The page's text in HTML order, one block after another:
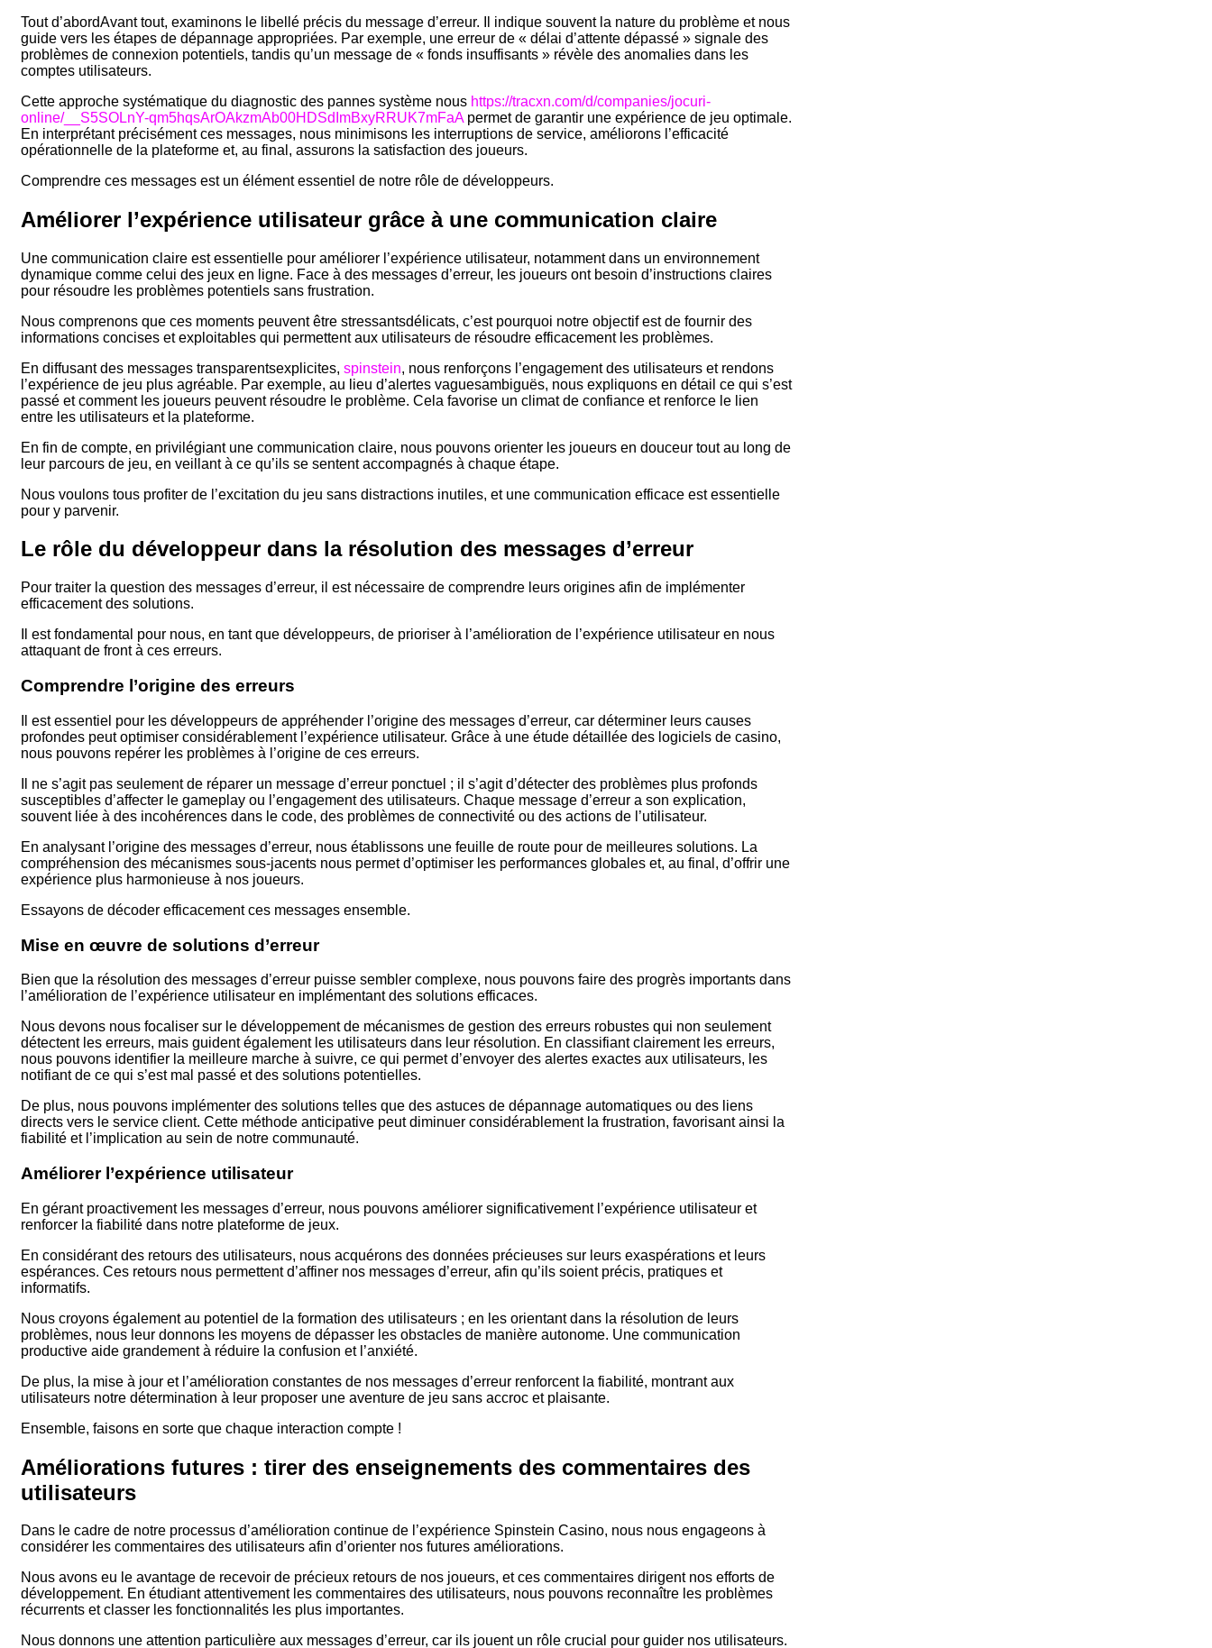
Tout d’abordAvant tout, examinons le libellé précis du message d’erreur. Il indique souvent la nature du problème et nous
guide vers les étapes de dépannage appropriées. Par exemple, une erreur de « délai d’attente dépassé » signale des
problèmes de connexion potentiels, tandis qu’un message de « fonds insuffisants » révèle des anomalies dans les
comptes utilisateurs.
Cette approche systématique du diagnostic des pannes système nous https://tracxn.com/d/companies/jocuri-
online/__S5SOLnY-qm5hqsArOAkzmAb00HDSdImBxyRRUK7mFaApermet de garantir une expérience de jeu optimale.
En interprétant précisément ces messages, nous minimisons les interruptions de service, améliorons l’efficacité
opérationnelle de la plateforme et, au final, assurons la satisfaction des joueurs.
Comprendre ces messages est un élément essentiel de notre rôle de développeurs.
Améliorer l’expérience utilisateur grâce à une communication claire
Une communication claire est essentielle pour améliorer l’expérience utilisateur, notamment dans un environnement
dynamique comme celui des jeux en ligne. Face à des messages d’erreur, les joueurs ont besoin d’instructions claires
pour résoudre les problèmes potentiels sans frustration.
Nous comprenons que ces moments peuvent être stressantsdélicats, c’est pourquoi notre objectif est de fournir des
informations concises et exploitables qui permettent aux utilisateurs de résoudre efficacement les problèmes.
En diffusant des messages transparentsexplicites, spinstein, nous renforçons l’engagement des utilisateurs et rendons
l’expérience de jeu plus agréable. Par exemple, au lieu d’alertes vaguesambiguës, nous expliquons en détail ce qui s’est
passé et comment les joueurs peuvent résoudre le problème. Cela favorise un climat de confiance et renforce le lien
entre les utilisateurs et la plateforme.
En fin de compte, en privilégiant une communication claire, nous pouvons orienter les joueurs en douceur tout au long de
leur parcours de jeu, en veillant à ce qu’ils se sentent accompagnés à chaque étape.
Nous voulons tous profiter de l’excitation du jeu sans distractions inutiles, et une communication efficace est essentielle
pour y parvenir.
Le rôle du développeur dans la résolution des messages d’erreur
Pour traiter la question des messages d’erreur, il est nécessaire de comprendre leurs origines afin de implémenter
efficacement des solutions.
Il est fondamental pour nous, en tant que développeurs, de prioriser à l’amélioration de l’expérience utilisateur en nous
attaquant de front à ces erreurs.
Comprendre l’origine des erreurs
Il est essentiel pour les développeurs de appréhender l’origine des messages d’erreur, car déterminer leurs causes
profondes peut optimiser considérablement l’expérience utilisateur. Grâce à une étude détaillée des logiciels de casino,
nous pouvons repérer les problèmes à l’origine de ces erreurs.
Il ne s’agit pas seulement de réparer un message d’erreur ponctuel ; il s’agit d’détecter des problèmes plus profonds
susceptibles d’affecter le gameplay ou l’engagement des utilisateurs. Chaque message d’erreur a son explication,
souvent liée à des incohérences dans le code, des problèmes de connectivité ou des actions de l’utilisateur.
En analysant l’origine des messages d’erreur, nous établissons une feuille de route pour de meilleures solutions. La
compréhension des mécanismes sous-jacents nous permet d’optimiser les performances globales et, au final, d’offrir une
expérience plus harmonieuse à nos joueurs.
Essayons de décoder efficacement ces messages ensemble.
Mise en œuvre de solutions d’erreur
Bien que la résolution des messages d’erreur puisse sembler complexe, nous pouvons faire des progrès importants dans
l’amélioration de l’expérience utilisateur en implémentant des solutions efficaces.
Nous devons nous focaliser sur le développement de mécanismes de gestion des erreurs robustes qui non seulement
détectent les erreurs, mais guident également les utilisateurs dans leur résolution. En classifiant clairement les erreurs,
nous pouvons identifier la meilleure marche à suivre, ce qui permet d’envoyer des alertes exactes aux utilisateurs, les
notifiant de ce qui s’est mal passé et des solutions potentielles.
De plus, nous pouvons implémenter des solutions telles que des astuces de dépannage automatiques ou des liens
directs vers le service client. Cette méthode anticipative peut diminuer considérablement la frustration, favorisant ainsi la
fiabilité et l’implication au sein de notre communauté.
Améliorer l’expérience utilisateur
En gérant proactivement les messages d’erreur, nous pouvons améliorer significativement l’expérience utilisateur et
renforcer la fiabilité dans notre plateforme de jeux.
En considérant des retours des utilisateurs, nous acquérons des données précieuses sur leurs exaspérations et leurs
espérances. Ces retours nous permettent d’affiner nos messages d’erreur, afin qu’ils soient précis, pratiques et
informatifs.
Nous croyons également au potentiel de la formation des utilisateurs ; en les orientant dans la résolution de leurs
problèmes, nous leur donnons les moyens de dépasser les obstacles de manière autonome. Une communication
productive aide grandement à réduire la confusion et l’anxiété.
De plus, la mise à jour et l’amélioration constantes de nos messages d’erreur renforcent la fiabilité, montrant aux
utilisateurs notre détermination à leur proposer une aventure de jeu sans accroc et plaisante.
Ensemble, faisons en sorte que chaque interaction compte !
Améliorations futures : tirer des enseignements des commentaires des
utilisateurs
Dans le cadre de notre processus d’amélioration continue de l’expérience Spinstein Casino, nous nous engageons à
considérer les commentaires des utilisateurs afin d’orienter nos futures améliorations.
Nous avons eu le avantage de recevoir de précieux retours de nos joueurs, et ces commentaires dirigent nos efforts de
développement. En étudiant attentivement les commentaires des utilisateurs, nous pouvons reconnaître les problèmes
récurrents et classer les fonctionnalités les plus importantes.
Nous donnons une attention particulière aux messages d’erreur, car ils jouent un rôle crucial pour guider nos utilisateurs.